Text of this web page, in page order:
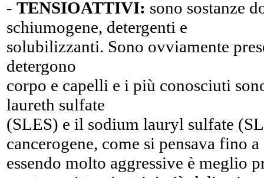
- TENSIOATTIVI: sono sostanze
schiumogene, detergenti e
solubilizzanti. Sono ovviamente
detergono
corpo e capelli e i più conosciuti
laureth sulfate
(SLES) e il sodium lauryl sulfate
cancerogene, come si pensava fino
essendo molto aggressive è meglio